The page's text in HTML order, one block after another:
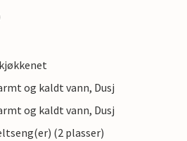
og kaldt vann, Dusj
og kaldt vann, Dusj
(2 plasser)